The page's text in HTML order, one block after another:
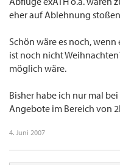
eher auf Ablehnung
Schön wäre es noch,
ist noch nicht
möglich wäre.
Bisher habe ich nur mal
Angebote im Bereich von
4. Juni 2007